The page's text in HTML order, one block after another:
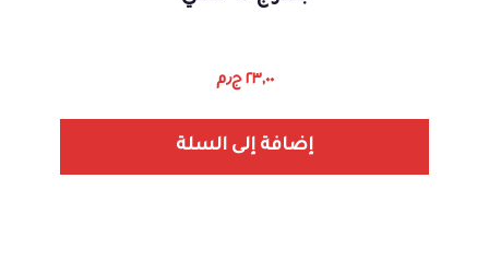
٢٣,٠٠ ج٫م
إضافة إلى السلة